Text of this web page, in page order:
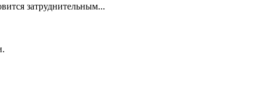
затруднительным...